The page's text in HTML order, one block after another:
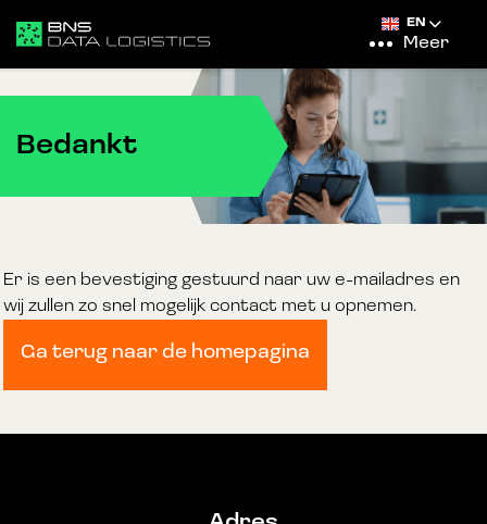
EN
Meer
Bedankt
Er is een bevestiging gestuurd naar uw e-mailadres en
wij zullen zo snel mogelijk contact met u opnemen.
Ga terug naar de homepagina